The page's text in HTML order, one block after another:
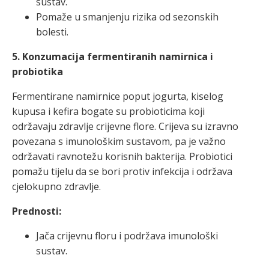
Pomaže u smanjenju rizika od sezonskih
bolesti.
5. Konzumacija fermentiranih namirnica i
probiotika
Fermentirane namirnice poput jogurta, kiselog
kupusa i kefira bogate su probioticima koji
održavaju zdravlje crijevne flore. Crijeva su izravno
povezana s imunološkim sustavom, pa je važno
održavati ravnotežu korisnih bakterija. Probiotici
pomažu tijelu da se bori protiv infekcija i održava
cjelokupno zdravlje.
Prednosti:
Jača crijevnu floru i podržava imunološki
sustav.